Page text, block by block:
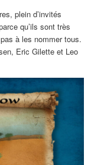
plein d’invités
qu’ils sont très
à les nommer tous.
Eric Gilette et Leo